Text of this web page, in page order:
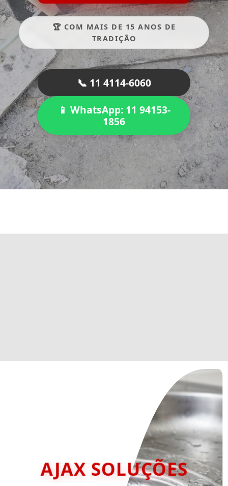
🏆 COM MAIS DE 15 ANOS DE
TRADIÇÃO
📞 11 4114-6060
📱 WhatsApp: 11 94153-
1856
AJAX SOLUÇÕES